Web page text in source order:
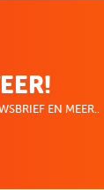
EN MEER..